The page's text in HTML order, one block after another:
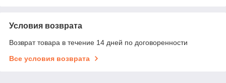
Условия возврата
Возврат товара в течение 14 дней по договоренности
Все условия возврата